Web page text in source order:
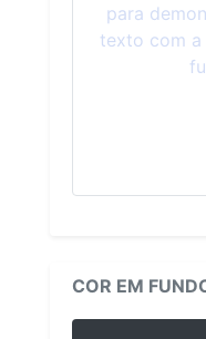
para
texto com
COR EM